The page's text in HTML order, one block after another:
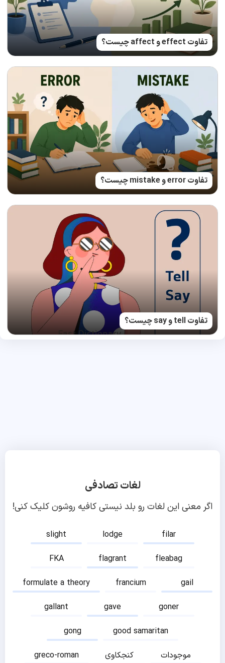
تفاوت effect و affect چیست؟
تفاوت error و mistake چیست؟
تفاوت tell و say چیست؟
لغات تصادفی
اگر معنی این لغات رو بلد نیستی کافیه روشون کلیک کنی!
slight lodge
filar
FKA
flagrant
fleabag
formulate a theory
francium
gail
gallant
gave
goner
gong
good samaritan
greco-roman
کنجکاوی
موجودات